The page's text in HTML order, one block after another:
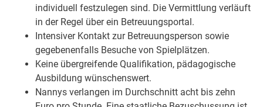
individuell festzulegen sind. Die Vermittlung verläuft
in der Regel über ein Betreuungsportal.
Intensiver Kontakt zur Betreuungsperson sowie
gegebenenfalls Besuche von Spielplätzen.
Keine übergreifende Qualifikation, pädagogische
Ausbildung wünschenswert.
Nannys verlangen im Durchschnitt acht bis zehn